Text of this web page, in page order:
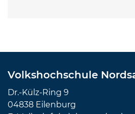
Volkshochschule
Dr.-Külz-Ring 9
04838 Eilenburg